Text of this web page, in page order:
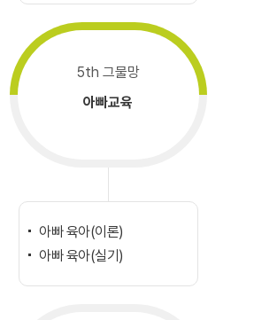
5th 그물망
아빠교육
아빠 육아(이론)
아빠 육아(실기)